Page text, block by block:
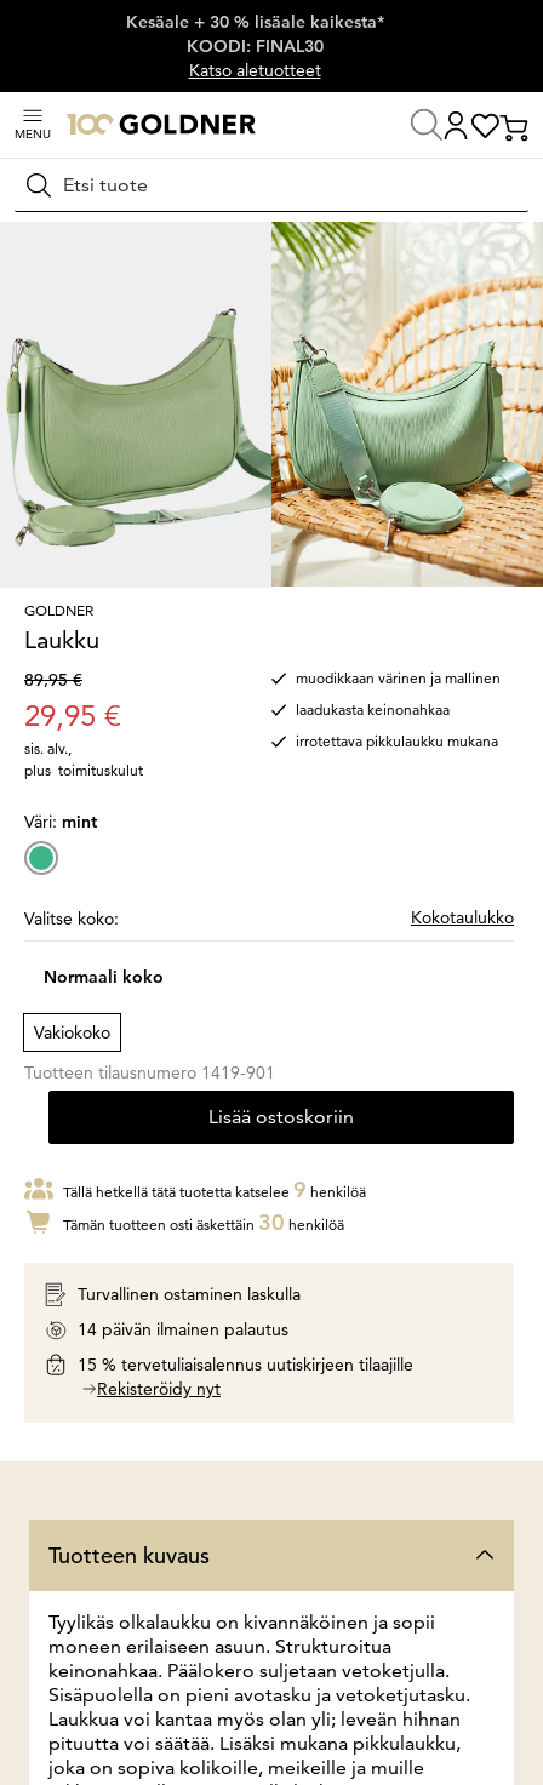
Ohita siirtymä, siirry pääsisältöön
Kesäale + 30 % lisäale kaikesta*
KOODI: FINAL30
Katso aletuotteet
MENU
Hae
Koti Kengät ja asusteet
GOLDNER
Laukku
89,95 €
29,95 €
sis. alv.
plus toimituskulut
muodikkaan värinen ja mallinen
laadukasta keinonahkaa
irrotettava pikkulaukku mukana
Väri: mint
Valitse koko: Kokotaulukko
Normaali koko
Vakiokoko
Tuotteen tilausnumero 1419-901
Lisää ostoskoriin
Tällä hetkellä tätä tuotetta katselee 9 henkilöä
Tämän tuotteen osti äskettäin 30 henkilöä
Turvallinen ostaminen laskulla
14 päivän ilmainen palautus
15 % tervetuliaisalennus uutiskirjeen tilaajille
Rekisteröidy nyt
Tuotteen kuvaus
Tyylikäs olkalaukku on kivannäköinen ja sopii
moneen erilaiseen asuun. Strukturoitua
keinonahkaa. Päälokero suljetaan vetoketjulla.
Sisäpuolella on pieni avotasku ja vetoketjutasku.
Laukkua voi kantaa myös olan yli; leveän hihnan
pituutta voi säätää. Lisäksi mukana pikkulaukku,
joka on sopiva kolikoille, meikeille ja muille